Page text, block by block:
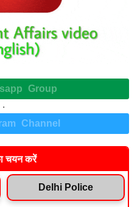
Group
.
Channel
चयन करें
Delhi Police